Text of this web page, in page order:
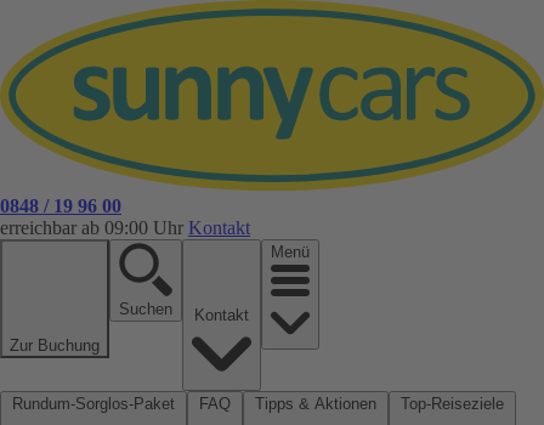
0848 / 19 96 00
erreichbar ab 09:00 Uhr Kontakt
Zur Buchung
Suchen
Menü